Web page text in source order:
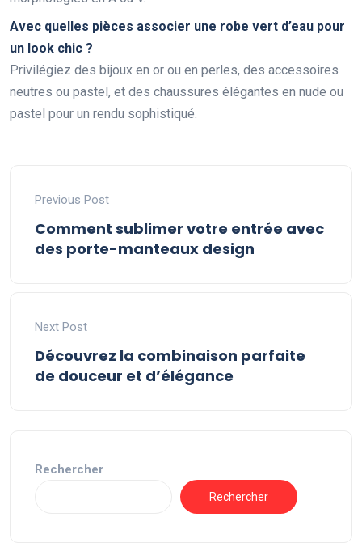
Avec quelles pièces associer une robe vert d’eau pour
un look chic ?
Privilégiez des bijoux en or ou en perles, des accessoires
neutres ou pastel, et des chaussures élégantes en nude ou
pastel pour un rendu sophistiqué.
Previous Post
Comment sublimer votre entrée avec
des porte-manteaux design
Next Post
Découvrez la combinaison parfaite
de douceur et d’élégance
Rechercher
Rechercher